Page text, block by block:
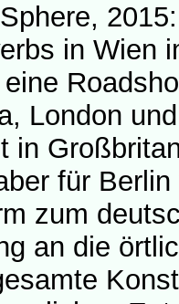
in Wien
London
in
für
zum
an die